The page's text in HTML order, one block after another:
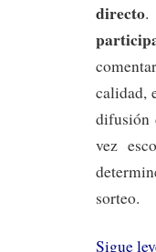
directo.
calidad,
difusión
vez
sorteo.
Sigue